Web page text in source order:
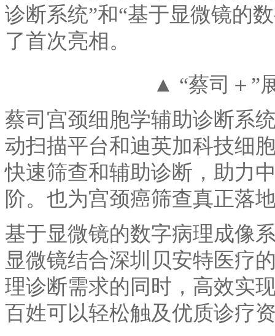
诊断系统”和“基于显微镜的
了首次亮相。
▲ “蔡司＋”
蔡司宫颈细胞学辅助诊断系
动扫描平台和迪英加科技细
快速筛查和辅助诊断，助力
阶。也为宫颈癌筛查真正落
基于显微镜的数字病理成像
显微镜结合深圳贝安特医疗
理诊断需求的同时，高效实
百姓可以轻松触及优质诊疗